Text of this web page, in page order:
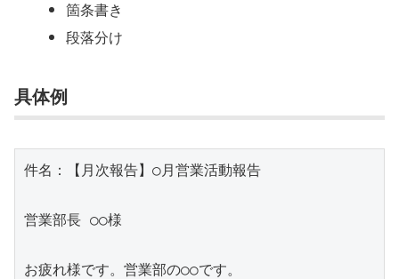
箇条書き
段落分け
具体例
件名：【月次報告】○月営業活動報告
営業部長 ○○様
お疲れ様です。営業部の○○です。